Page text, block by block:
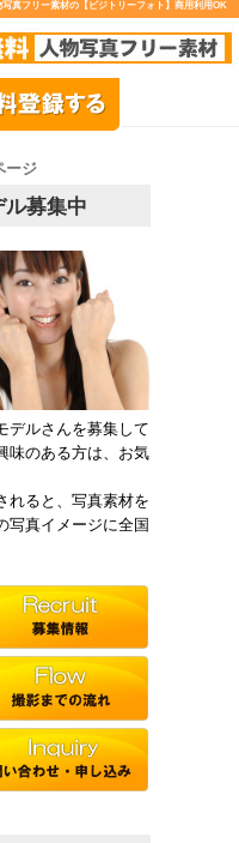
写真フリー素材の【ビジトリーフォト】商用利用OK
ージ
ル募集中
デルさんを募集して
味のある方は、お気
れると、写真素材を
写真イメージに全国